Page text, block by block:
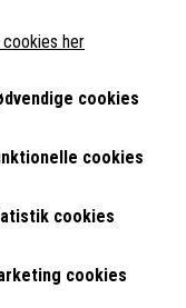
49,60 DKK
Blå udløbsstuds til
Hvis dine blå
på studsen der er
skal du udskifte den
her
cookies
cookies
cookies
cookies